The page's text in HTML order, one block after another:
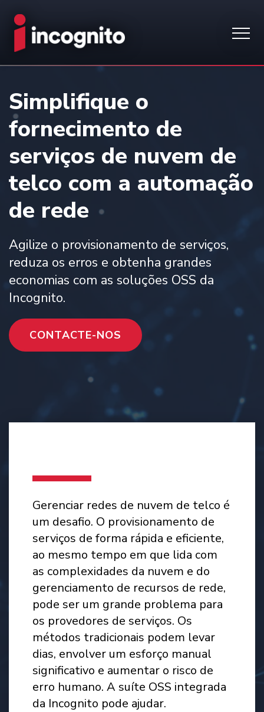
Simplifique o
fornecimento de
serviços de nuvem de
telco com a automação
de rede
Agilize o provisionamento de serviços,
reduza os erros e obtenha grandes
economias com as soluções OSS da
Incognito.
CONTACTE-NOS
Gerenciar redes de nuvem de telco é
um desafio. O provisionamento de
serviços de forma rápida e eficiente,
ao mesmo tempo em que lida com
as complexidades da nuvem e do
gerenciamento de recursos de rede,
pode ser um grande problema para
os provedores de serviços. Os
métodos tradicionais podem levar
dias, envolver um esforço manual
significativo e aumentar o risco de
erro humano. A suíte OSS integrada
da Incognito pode ajudar.